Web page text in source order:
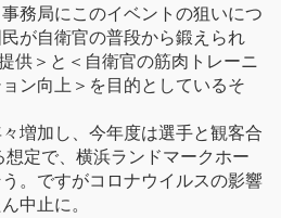
務局にこのイベントの狙いにつ
が自衛官の普段から鍛えられ
供＞と＜自衛官の筋肉トレーニ
ン向上＞を目的としているそ
増加し、今年度は選手と観客合
定で、横浜ランドマークホー
。ですがコロナウイルスの影響
中止に。